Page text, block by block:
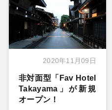
2020年11月09日
非対面型「Fav Hotel
Takayama」が新規
オープン！